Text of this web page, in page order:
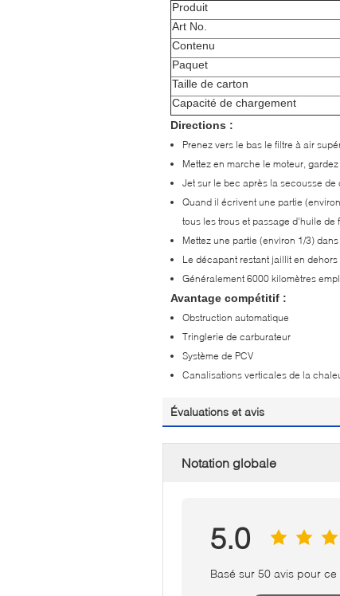
Produit
Art No.
Contenu
Paquet
Taille de carton
Capacité de chargement
Directions :
Prenez vers le bas le filtre à air
Mettez en marche le moteur,
Jet sur le bec après la secousse de
Quand il écrivent une partie
tous les trous et passage d'huile de
Mettez une partie (environ 1/3)
Le décapant restant jaillit en
Généralement 6000 kilomètres
Avantage compétitif :
Obstruction automatique
Tringlerie de carburateur
Système de PCV
Canalisations verticales de la
Évaluations et avis
Notation globale
5.0
Basé sur 50 avis pour